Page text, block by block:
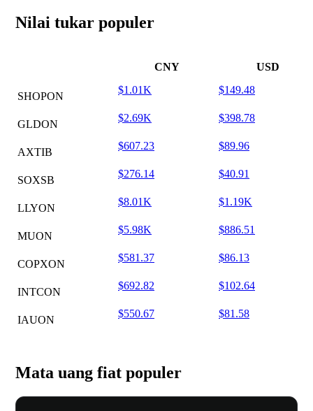
Nilai tukar populer
CNY USD
SHOPON
$1.01K $149.48
GLDON
$2.69K $398.78
AXTIB
$607.23 $89.96
SOXSB
$276.14 $40.91
LLYON
$8.01K $1.19K
MUON
$5.98K $886.51
COPXON
$581.37 $86.13
INTCON
$692.82 $102.64
IAUON
$550.67 $81.58
Mata uang fiat populer